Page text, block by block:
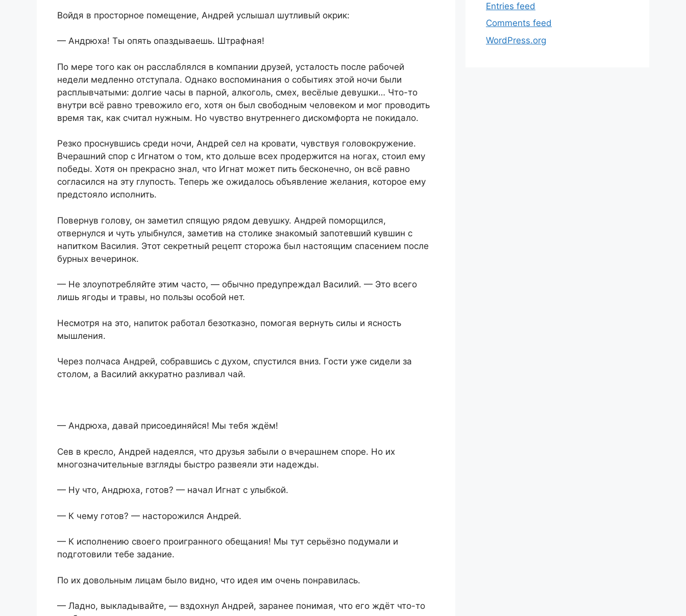
Войдя в просторное помещение, Андрей услышал шутливый окрик:
— Андрюха! Ты опять опаздываешь. Штрафная!
По мере того как он расслаблялся в компании друзей, усталость после рабочей
недели медленно отступала. Однако воспоминания о событиях этой ночи были
расплывчатыми: долгие часы в парной, алкоголь, смех, весёлые девушки… Что-то
внутри всё равно тревожило его, хотя он был свободным человеком и мог проводить
время так, как считал нужным. Но чувство внутреннего дискомфорта не покидало.
Резко проснувшись среди ночи, Андрей сел на кровати, чувствуя головокружение.
Вчерашний спор с Игнатом о том, кто дольше всех продержится на ногах, стоил ему
победы. Хотя он прекрасно знал, что Игнат может пить бесконечно, он всё равно
согласился на эту глупость. Теперь же ожидалось объявление желания, которое ему
предстояло исполнить.
Повернув голову, он заметил спящую рядом девушку. Андрей поморщился,
отвернулся и чуть улыбнулся, заметив на столике знакомый запотевший кувшин с
напитком Василия. Этот секретный рецепт сторожа был настоящим спасением после
бурных вечеринок.
— Не злоупотребляйте этим часто, — обычно предупреждал Василий. — Это всего
лишь ягоды и травы, но пользы особой нет.
Несмотря на это, напиток работал безотказно, помогая вернуть силы и ясность
мышления.
Через полчаса Андрей, собравшись с духом, спустился вниз. Гости уже сидели за
столом, а Василий аккуратно разливал чай.
— Андрюха, давай присоединяйся! Мы тебя ждём!
Сев в кресло, Андрей надеялся, что друзья забыли о вчерашнем споре. Но их
многозначительные взгляды быстро развеяли эти надежды.
— Ну что, Андрюха, готов? — начал Игнат с улыбкой.
— К чему готов? — насторожился Андрей.
— К исполнению своего проигранного обещания! Мы тут серьёзно подумали и
подготовили тебе задание.
По их довольным лицам было видно, что идея им очень понравилась.
— Ладно, выкладывайте, — вздохнул Андрей, заранее понимая, что его ждёт что-то
Entries feed
Comments feed
WordPress.org